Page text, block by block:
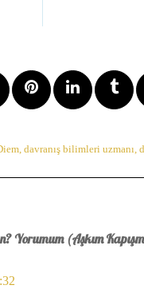
, davranış bilimleri uzmanı,
Yorumum (Aşkım